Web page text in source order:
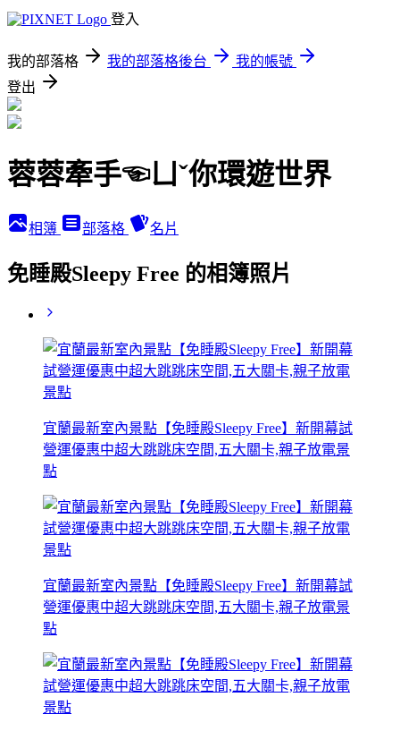
登入
我的部落格 我的部落格後台
我的帳號
登出
蓉蓉牽手☜ㄩˇ你環遊世界
相簿 部落格 名片
免睡殿Sleepy Free 的相簿照片
宜蘭最新室內景點【免睡殿Sleepy Free】新開幕試
營運優惠中超大跳跳床空間,五大關卡,親子放電景
點
宜蘭最新室內景點【免睡殿Sleepy Free】新開幕試
營運優惠中超大跳跳床空間,五大關卡,親子放電景
點